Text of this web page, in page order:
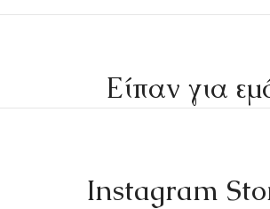
Είπαν για
Instagram